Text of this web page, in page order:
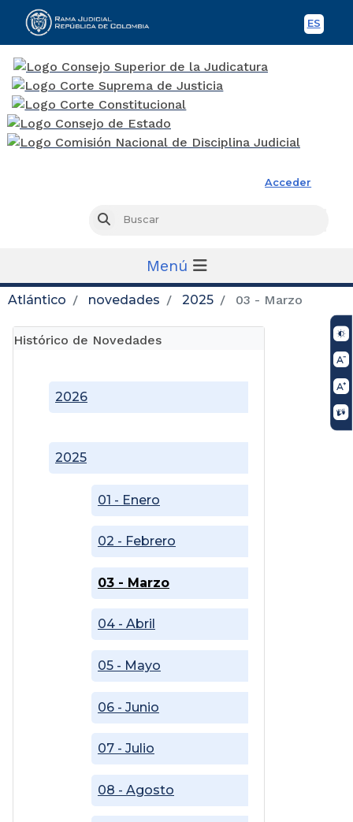
ES
Acceder
Buscar
Menú
Atlántico novedades 2025 03 - Marzo
Histórico de Novedades
2025
01 - Enero
02 - Febrero
03 - Marzo
04 - Abril
05 - Mayo
06 - Junio
07 - Julio
08 - Agosto
2026